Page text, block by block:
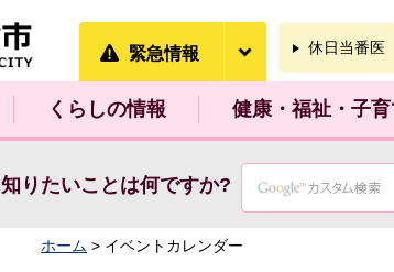
緊急情報 休日当番医
くらしの情報 健康・福祉・子育
知りたいことは何ですか?
ホーム > イベントカレンダー